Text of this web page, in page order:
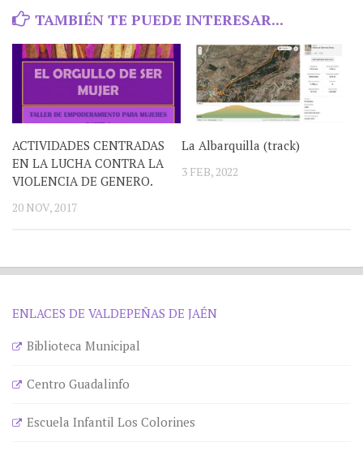
TAMBIÉN TE PUEDE INTERESAR...
ACTIVIDADES CENTRADAS
EN LA LUCHA CONTRA LA
VIOLENCIA DE GENERO.
20 NOV, 2017
La Albarquilla (track)
3 FEB, 2022
ENLACES DE VALDEPEÑAS DE JAÉN
Biblioteca Municipal
Centro Guadalinfo
Escuela Infantil Los Colorines